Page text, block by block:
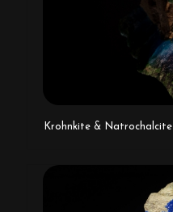
Krohnkite & Natrochalcite